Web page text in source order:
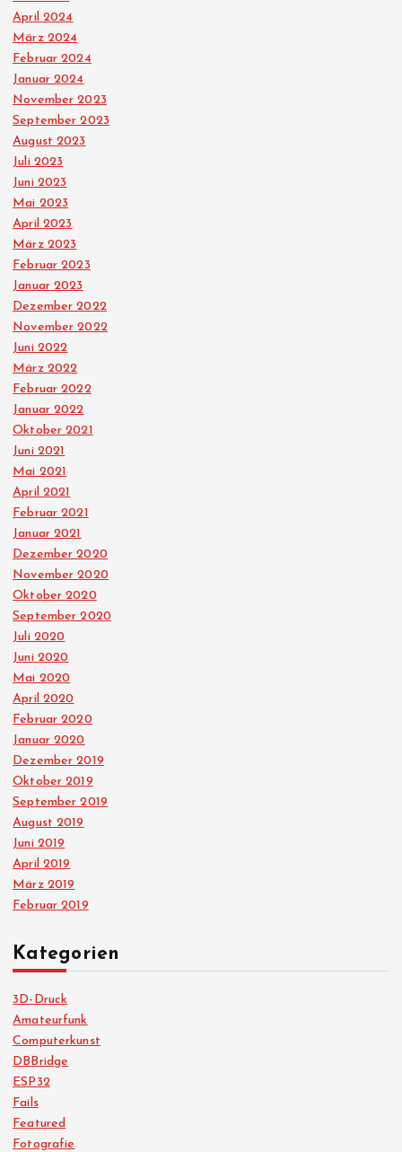
April 2024
März 2024
Februar 2024
Januar 2024
November 2023
September 2023
August 2023
Juli 2023
Juni 2023
Mai 2023
April 2023
März 2023
Februar 2023
Januar 2023
Dezember 2022
November 2022
Juni 2022
März 2022
Februar 2022
Januar 2022
Oktober 2021
Juni 2021
Mai 2021
April 2021
Februar 2021
Januar 2021
Dezember 2020
November 2020
Oktober 2020
September 2020
Juli 2020
Juni 2020
Mai 2020
April 2020
Februar 2020
Januar 2020
Dezember 2019
Oktober 2019
September 2019
August 2019
Juni 2019
April 2019
März 2019
Februar 2019
Kategorien
3D-Druck
Amateurfunk
Computerkunst
DBBridge
ESP32
Fails
Featured
Fotografie